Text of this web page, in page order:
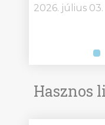
2026. július 03.
Hasznos